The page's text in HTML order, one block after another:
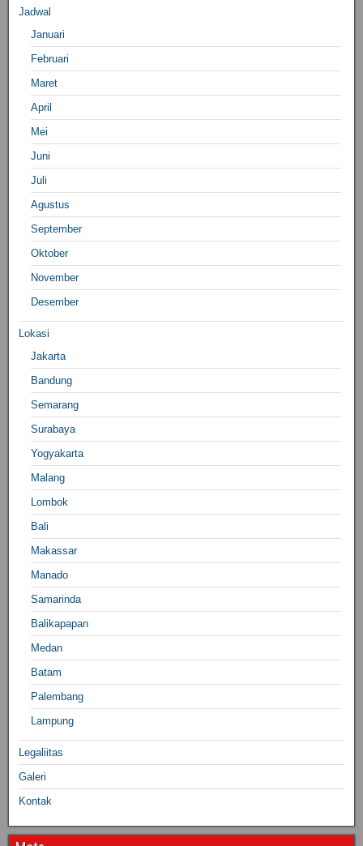
Jadwal
Januari
Februari
Maret
April
Mei
Juni
Juli
Agustus
September
Oktober
November
Desember
Lokasi
Jakarta
Bandung
Semarang
Surabaya
Yogyakarta
Malang
Lombok
Bali
Makassar
Manado
Samarinda
Balikapapan
Medan
Batam
Palembang
Lampung
Legaliitas
Galeri
Kontak